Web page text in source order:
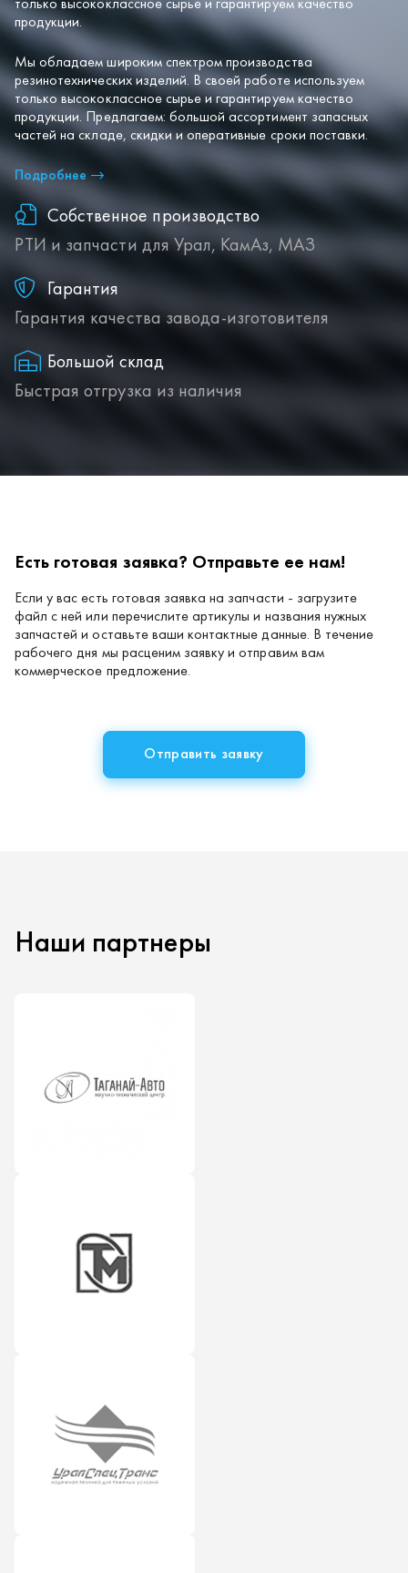
Мы обладаем широким спектром производства
резинотехнических изделий. В своей работе используем
только высококлассное сырье и гарантируем качество
продукции. Предлагаем: большой ассортимент запасных
частей на складе, скидки и оперативные сроки поставки.
Подробнее
Собственное производство
РТИ и запчасти для Урал, КамАз, МАЗ
Гарантия
Гарантия качества завода-изготовителя
Большой склад
Быстрая отгрузка из наличия
Если у вас есть готовая заявка на запчасти - загрузите
файл с ней или перечислите артикулы и названия нужных
запчастей и оставьте ваши контактные данные. В течение
рабочего дня мы расценим заявку и отправим вам
коммерческое предложение.